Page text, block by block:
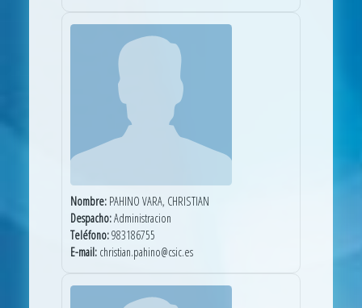
Nombre: PAHINO VARA, CHRISTIAN
Despacho:Administracion
Teléfono:983186755
E-mail: christian.pahino@csic.es